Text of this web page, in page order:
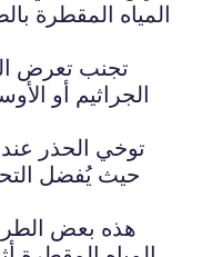
المياه المقطرة
الجراثيم أو
حيث يُفضل
هذه بعض